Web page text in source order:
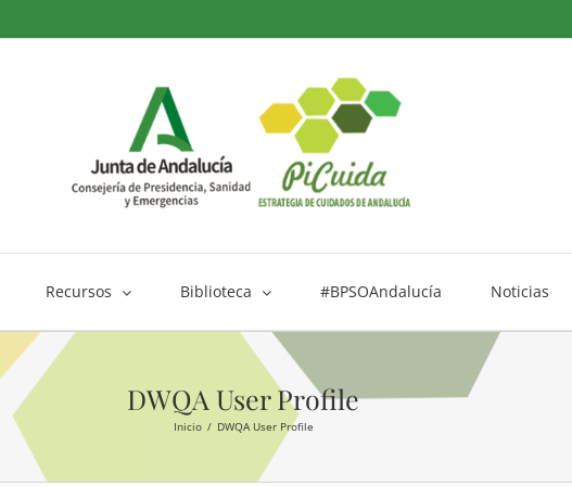
Recursos Biblioteca #BPSOAndalucía Noticias
DWQA User Profile
Inicio DWQA User Profile